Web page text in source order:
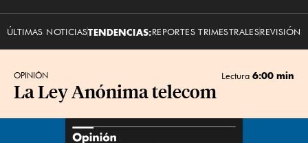
ÚLTIMAS NOTICIASTENDENCIAS:REPORTES TRIMESTRALESREVISIÓN
OPINIÓN Lectura 6:00 min
La Ley Anónima telecom